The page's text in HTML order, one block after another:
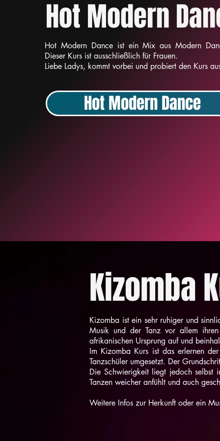
Hot Modern
Hot Modern Dance ist ein Mix aus Modern
Dieser Kurs ist ausschließlich für Frauen.
Liebe Ladys, kommt vorbei und probiert den Kurs
Hot Modern Dance
Kizomba
Kizomba ist ein sehr ruhiger und
Musik und der Tanz vor allem
afrikanischen Ursprung auf und
Im Kizomba Kurs ist das erlernen
Tanzschüler umgesetzt. Der
Die Schwierigkeit liegt jedoch selbst
Tanzen weicher anfühlt und auch
Weitere Infos zur Herkunft oder ein